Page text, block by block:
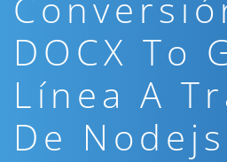
DOCX To
Línea A
De Nodejs